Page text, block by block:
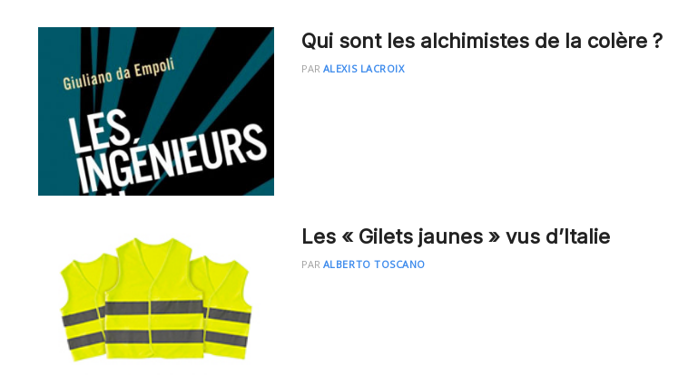
Qui sont les alchimistes de la colère ?
PAR ALEXIS LACROIX
Les « Gilets jaunes » vus d’Italie
PAR ALBERTO TOSCANO